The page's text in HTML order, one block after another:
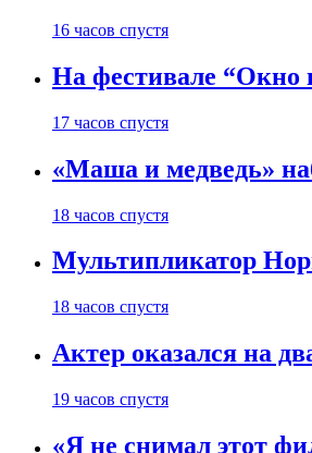
16 часов спустя
На фестивале “Окно
17 часов спустя
«Маша и медведь»
18 часов спустя
Мультипликатор
18 часов спустя
Актер оказался на
19 часов спустя
«Я не снимал этот